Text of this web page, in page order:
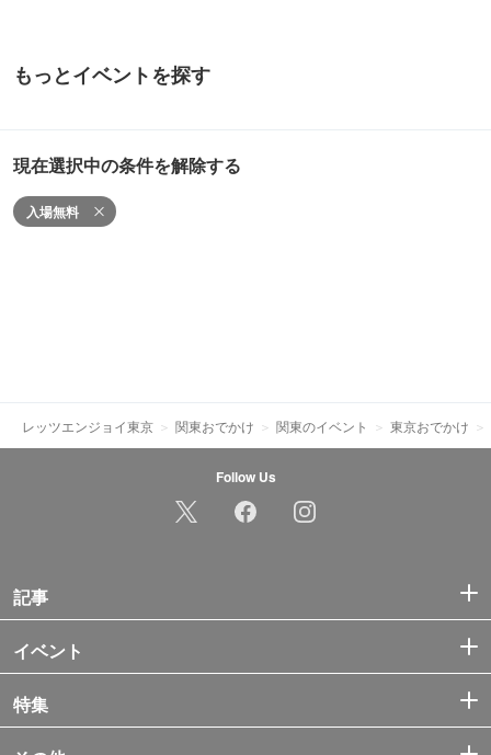
もっとイベントを探す
現在選択中の条件を解除する
入場無料
レッツエンジョイ東京 関東おでかけ 関東のイベント 東京おでかけ
Follow Us
記事
イベント
特集